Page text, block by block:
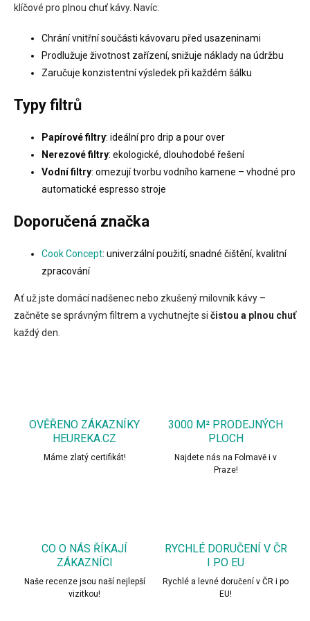
í
v
k
y
s
u
klíčové pro plnou chuť kávy. Navíc:
Chrání vnitřní součásti kávovaru před usazeninami
Prodlužuje životnost zařízení, snižuje náklady na údržbu
Zaručuje konzistentní výsledek při každém šálku
Typy filtrů
Papírové filtry: ideální pro drip a pour over
Nerezové filtry: ekologické, dlouhodobé řešení
Vodní filtry: omezují tvorbu vodního kamene – vhodné pro
automatické espresso stroje
Doporučená značka
Cook Concept: univerzální použití, snadné čištění, kvalitní
zpracování
Ať už jste domácí nadšenec nebo zkušený milovník kávy –
začněte se správným filtrem a vychutnejte si čistou a plnou chuť
každý den.
OVĚŘENO ZÁKAZNÍKY
HEUREKA.CZ
Máme zlatý certifikát!
3000 M² PRODEJNÝCH
PLOCH
Najdete nás na Folmavě i v
Praze!
CO O NÁS ŘÍKAJÍ
ZÁKAZNÍCI
Naše recenze jsou naší nejlepší
vizitkou!
RYCHLÉ DORUČENÍ V ČR
I PO EU
Rychlé a levné doručení v ČR i po
EU!